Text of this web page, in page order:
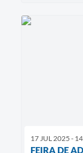
17 JUL 2025 -
FEIRA DE